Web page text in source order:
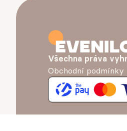
Všechna práva
Obchodní podmínky